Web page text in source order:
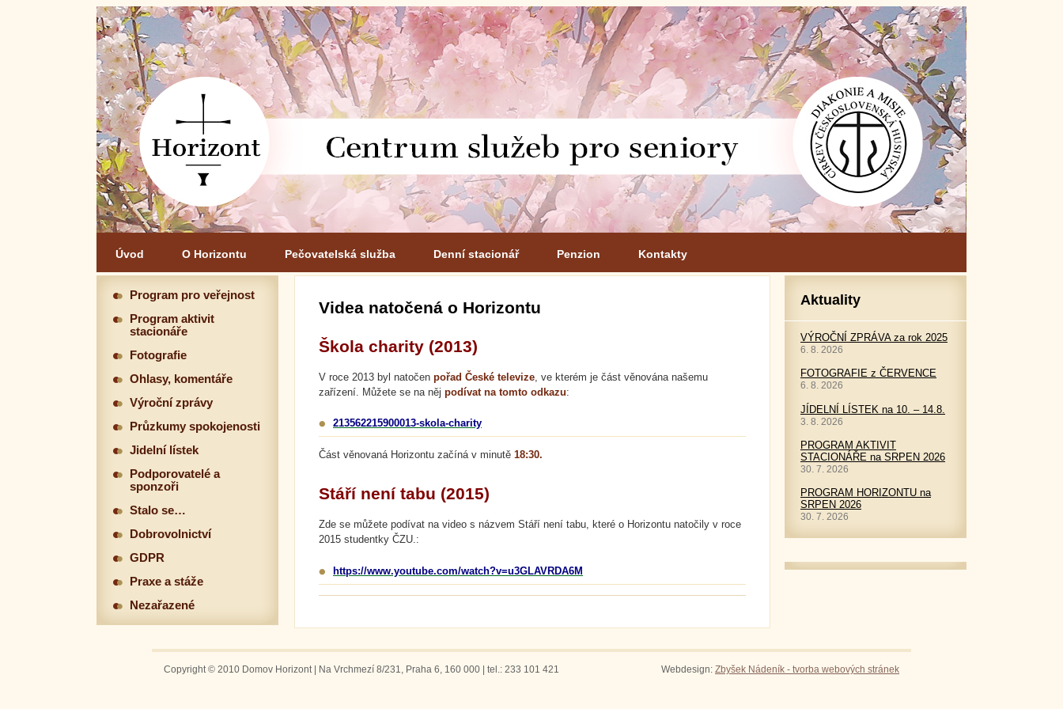
Úvod O Horizontu Pečovatelská služba Denní stacionář Penzion Kontakty
Videa natočená o Horizontu
Škola charity (2013)
V roce 2013 byl natočen pořad České televize, ve kterém je část věnována našemu
zařízení. Můžete se na něj podívat na tomto odkazu:
213562215900013-skola-charity
Část věnovaná Horizontu začíná v minutě 18:30.
Stáří není tabu (2015)
Zde se můžete podívat na video s názvem Stáří není tabu, které o Horizontu natočily v roce
2015 studentky ČZU.:
https://www.youtube.com/watch?v=u3GLAVRDA6M
Program pro veřejnost
Program aktivit
stacionáře
Fotografie
Ohlasy, komentáře
Výroční zprávy
Průzkumy spokojenosti
Jidelní lístek
Podporovatelé a
sponzoři
Stalo se…
Dobrovolnictví
GDPR
Praxe a stáže
Nezařazené
Aktuality
VÝROČNÍ ZPRÁVA za rok 2025
6. 8. 2026
FOTOGRAFIE z ČERVENCE
6. 8. 2026
JÍDELNÍ LÍSTEK na 10. – 14.8.
3. 8. 2026
PROGRAM AKTIVIT
STACIONÁŘE na SRPEN 2026
30. 7. 2026
PROGRAM HORIZONTU na
SRPEN 2026
30. 7. 2026
Copyright © 2010 Domov Horizont | Na Vrchmezí 8/231, Praha 6, 160 000 | tel.: 233 101 421 Webdesign: Zbyšek Nádeník - tvorba webových stránek